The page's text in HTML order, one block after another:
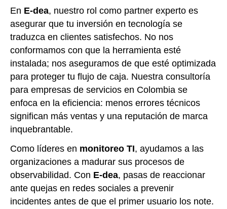
En E-dea, nuestro rol como partner experto es
asegurar que tu inversión en tecnología se
traduzca en clientes satisfechos. No nos
conformamos con que la herramienta esté
instalada; nos aseguramos de que esté optimizada
para proteger tu flujo de caja. Nuestra consultoría
para empresas de servicios en Colombia se
enfoca en la eficiencia: menos errores técnicos
significan más ventas y una reputación de marca
inquebrantable.
Como líderes en monitoreo TI, ayudamos a las
organizaciones a madurar sus procesos de
observabilidad. Con E-dea, pasas de reaccionar
ante quejas en redes sociales a prevenir
incidentes antes de que el primer usuario los note.